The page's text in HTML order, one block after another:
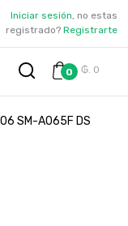
Iniciar sesión, no estas
registrado? Registrarte
0 ₲. 0
SM-A065F DS